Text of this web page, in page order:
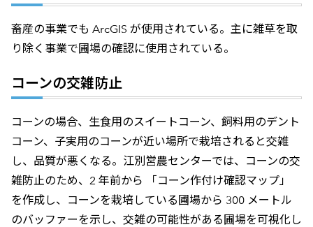
畜産の事業でも ArcGIS が使用されている。主に雑草を取
り除く事業で圃場の確認に使用されている。
コーンの交雑防止
コーンの場合、生食用のスイートコーン、飼料用のデント
コーン、子実用のコーンが近い場所で栽培されると交雑
し、品質が悪くなる。江別営農センターでは、コーンの交
雑防止のため、2 年前から 「コーン作付け確認マップ」
を作成し、コーンを栽培している圃場から 300 メートル
のバッファーを示し、交雑の可能性がある圃場を可視化し